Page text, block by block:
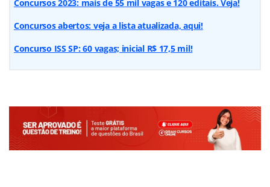
Concursos 2023: mais de 55 mil vagas e 120 editais. Veja!
Concursos abertos: veja a lista atualizada, aqui!
Concurso ISS SP: 60 vagas; inicial R$ 17,5 mil!